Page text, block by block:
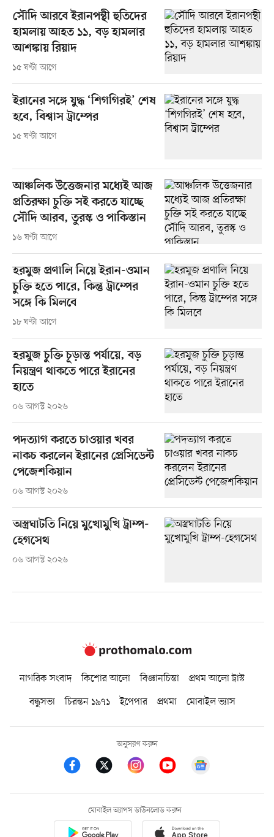
সৌদি আরবে ইরানপন্থী হুতিদের
হামলায় আহত ১১, বড় হামলার
আশঙ্কায় রিয়াদ
১৫ ঘণ্টা আগে
ইরানের সঙ্গে যুদ্ধ ‘শিগগিরই’ শেষ
হবে, বিশ্বাস ট্রাম্পের
১৫ ঘণ্টা আগে
আঞ্চলিক উত্তেজনার মধ্যেই আজ
প্রতিরক্ষা চুক্তি সই করতে যাচ্ছে
সৌদি আরব, তুরস্ক ও পাকিস্তান
১৬ ঘণ্টা আগে
হরমুজ প্রণালি নিয়ে ইরান-ওমান
চুক্তি হতে পারে, কিন্তু ট্রাম্পের
সঙ্গে কি মিলবে
১৮ ঘণ্টা আগে
হরমুজ চুক্তি চূড়ান্ত পর্যায়ে, বড়
নিয়ন্ত্রণ থাকতে পারে ইরানের
হাতে
০৬ আগস্ট ২০২৬
পদত্যাগ করতে চাওয়ার খবর
নাকচ করলেন ইরানের প্রেসিডেন্ট
পেজেশকিয়ান
০৬ আগস্ট ২০২৬
অস্ত্রঘাটতি নিয়ে মুখোমুখি ট্রাম্প-
হেগসেথ
০৬ আগস্ট ২০২৬
নাগরিক সংবাদ কিশোর আলো বিজ্ঞানচিন্তা
প্রথম আলো ট্রাস্ট
বন্ধুসভা
চিরন্তন ১৯৭১ ইপেপার প্রথমা মোবাইল ভ্যাস
অনুসরণ করুন
মোবাইল অ্যাপস ডাউনলোড করুন